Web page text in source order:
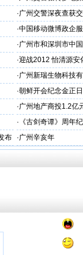
·广州交警深夜查获
·中国移动微博政企
·广州市和深圳市中
·迎战2012 怡清源安
·广州新瑞生物科技
·朝鲜开会纪念金正
·广州地产商投1.2亿
· 《古剑奇谭》周年
布
·广州辛亥年